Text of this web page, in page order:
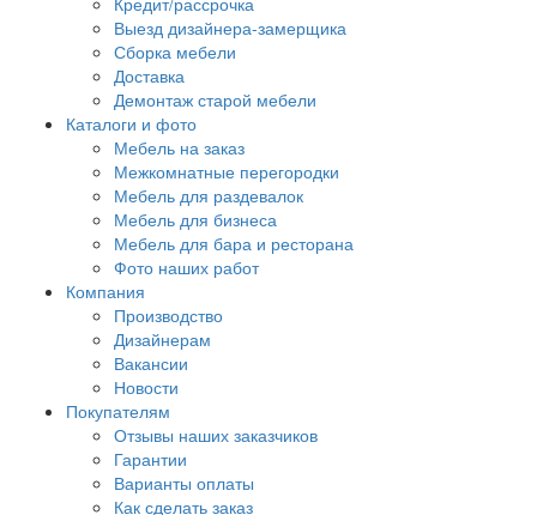
Выезд дизайнера-замерщика
Сборка мебели
Доставка
Демонтаж старой мебели
Каталоги и фото
Мебель на заказ
Межкомнатные перегородки
Мебель для раздевалок
Мебель для бизнеса
Мебель для бара и ресторана
Фото наших работ
Компания
Производство
Дизайнерам
Вакансии
Новости
Покупателям
Отзывы наших заказчиков
Гарантии
Варианты оплаты
Как сделать заказ